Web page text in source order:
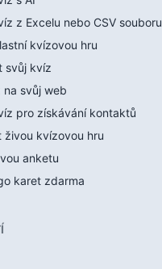
z Excelu nebo CSV souboru
kvízovou hru
svůj kvíz
svůj web
pro získávání kontaktů
živou kvízovou hru
anketu
karet zdarma